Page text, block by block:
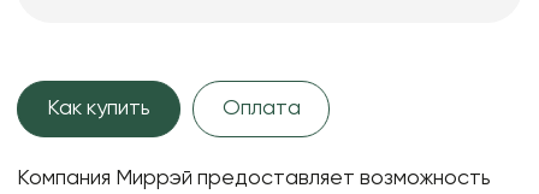
Как купить Оплата
Компания Миррэй предоставляет возможность